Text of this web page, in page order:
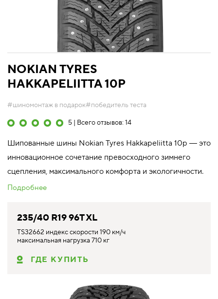
NOKIAN TYRES
HAKKAPELIITTA 10P
#шиномонтаж в подарок#победитель теста
5 | Всего отзывов: 14
Шипованные шины Nokian Tyres Hakkapeliitta 10p ― это
инновационное сочетание превосходного зимнего
сцепления, максимального комфорта и экологичности.
Подробнее
235/40 R19 96T XL
TS32662 индекс скорости 190 км/ч
максимальная нагрузка 710 кг
ГДЕ КУПИТЬ